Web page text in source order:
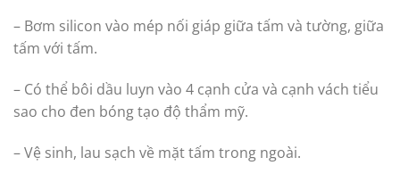
– Bơm silicon vào mép nối giáp giữa tấm và tường, giữa
tấm với tấm.
– Có thể bôi dầu luyn vào 4 cạnh cửa và cạnh vách tiểu
sao cho đen bóng tạo độ thẩm mỹ.
– Vệ sinh, lau sạch về mặt tấm trong ngoài.